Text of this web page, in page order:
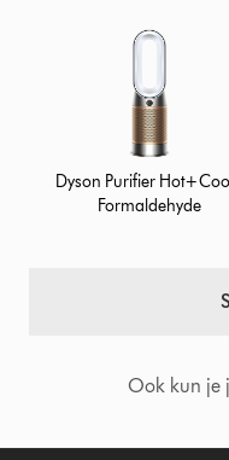
Dyson Purifier
Formaldehyde
Ook kun je